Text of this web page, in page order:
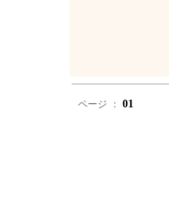
ページ ： 01